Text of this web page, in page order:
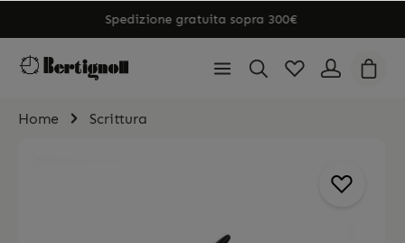
Spedizione gratuita sopra 300€
Home Scrittura